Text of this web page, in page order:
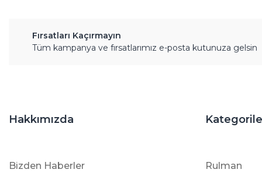
Fırsatları Kaçırmayın
Tüm kampanya ve fırsatlarımız e-posta kutunuza gelsin
Hakkımızda
Bizden Haberler Rulman